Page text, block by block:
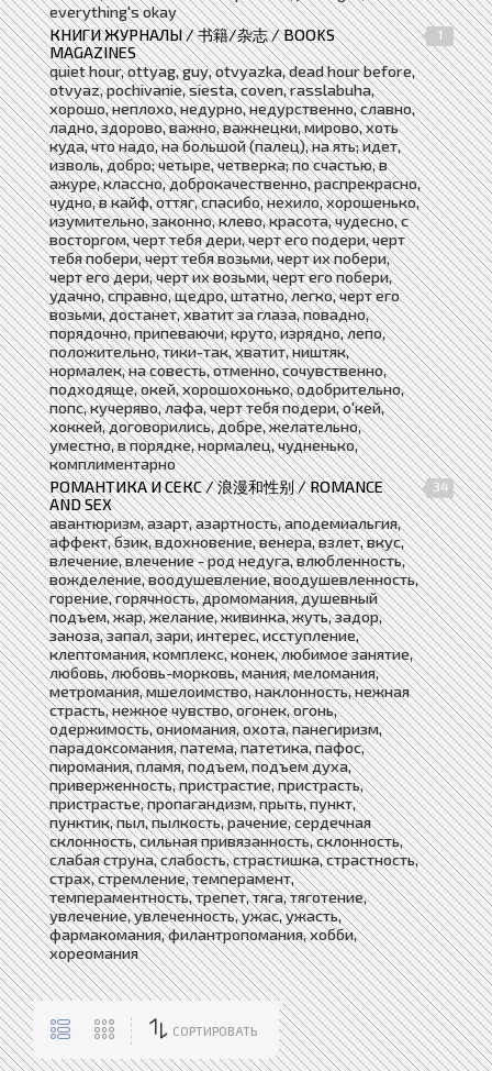
everything's okay
КНИГИ ЖУРНАЛЫ / 书籍/杂志 / BOOKS
MAGAZINES
1
quiet hour, ottyag, guy, otvyazka, dead hour before,
otvyaz, pochivanie, siesta, coven, rasslabuha,
хорошо, неплохо, недурно, недурственно, славно,
ладно, здорово, важно, важнецки, мирово, хоть
куда, что надо, на большой (палец), на ять; идет,
изволь, добро; четыре, четверка; по счастью, в
ажуре, классно, доброкачественно, распрекрасно,
чудно, в кайф, оттяг, спасибо, нехило, хорошенько,
изумительно, законно, клево, красота, чудесно, с
восторгом, черт тебя дери, черт его подери, черт
тебя побери, черт тебя возьми, черт их побери,
черт его дери, черт их возьми, черт его побери,
удачно, справно, щедро, штатно, легко, черт его
возьми, достанет, хватит за глаза, повадно,
порядочно, припеваючи, круто, изрядно, лепо,
положительно, тики-так, хватит, ништяк,
нормалек, на совесть, отменно, сочувственно,
подходяще, окей, хорошохонько, одобрительно,
попс, кучеряво, лафа, черт тебя подери, о'кей,
хоккей, договорились, добре, желательно,
уместно, в порядке, нормалец, чудненько,
комплиментарно
РОМАНТИКА И СЕКС / 浪漫和性别 / ROMANCE
AND SEX
34
авантюризм, азарт, азартность, аподемиальгия,
аффект, бзик, вдохновение, венера, взлет, вкус,
влечение, влечение - род недуга, влюбленность,
вожделение, воодушевление, воодушевленность,
горение, горячность, дромомания, душевный
подъем, жар, желание, живинка, жуть, задор,
заноза, запал, зари, интерес, исступление,
клептомания, комплекс, конек, любимое занятие,
любовь, любовь-морковь, мания, меломания,
метромания, мшелоимство, наклонность, нежная
страсть, нежное чувство, огонек, огонь,
одержимость, ониомания, охота, панегиризм,
парадоксомания, патема, патетика, пафос,
пиромания, пламя, подъем, подъем духа,
приверженность, пристрастие, пристрасть,
пристрастье, пропагандизм, прыть, пункт,
пунктик, пыл, пылкость, рачение, сердечная
склонность, сильная привязанность, склонность,
слабая струна, слабость, страстишка, страстность,
страх, стремление, темперамент,
темпераментность, трепет, тяга, тяготение,
увлечение, увлеченность, ужас, ужасть,
фармакомания, филантропомания, хобби,
хореомания
СОРТИРОВАТЬ